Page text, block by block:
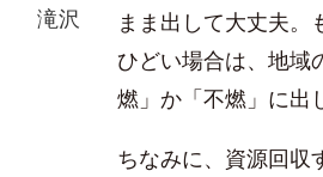
滝沢
まま出して大丈夫。
ひどい場合は、地域
燃」か「不燃」に出
ちなみに、資源回収